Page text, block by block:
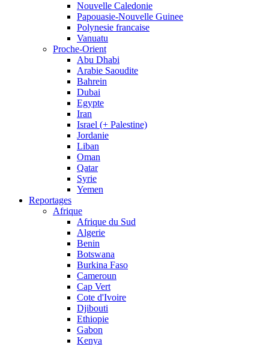
Nouvelle Caledonie
Papouasie-Nouvelle Guinee
Polynesie francaise
Vanuatu
Proche-Orient
Abu Dhabi
Arabie Saoudite
Bahrein
Dubai
Egypte
Iran
Israel (+ Palestine)
Jordanie
Liban
Oman
Qatar
Syrie
Yemen
Reportages
Afrique
Afrique du Sud
Algerie
Benin
Botswana
Burkina Faso
Cameroun
Cap Vert
Cote d'Ivoire
Djibouti
Ethiopie
Gabon
Kenya